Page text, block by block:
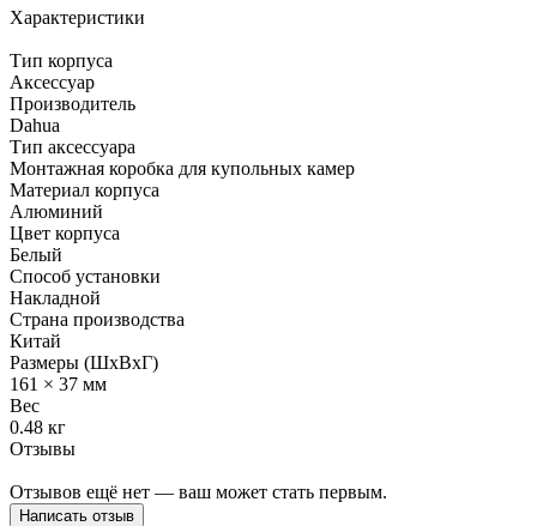
Характеристики
Тип корпуса
Аксессуар
Производитель
Dahua
Тип аксессуара
Монтажная коробка для купольных камер
Материал корпуса
Алюминий
Цвет корпуса
Белый
Способ установки
Накладной
Страна производства
Китай
Размеры (ШхВхГ)
161 × 37 мм
Вес
0.48 кг
Отзывы
Отзывов ещё нет — ваш может стать первым.
Написать отзыв